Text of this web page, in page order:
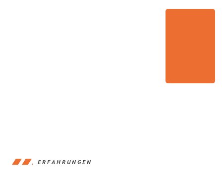
ERFAHRUNGEN